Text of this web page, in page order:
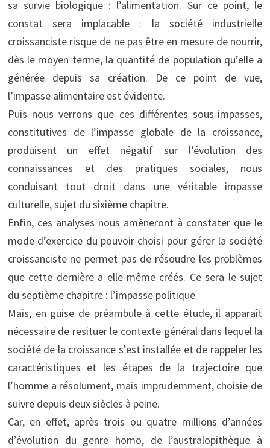
sa survie biologique : l’alimentation. Sur ce point, le
constat sera implacable : la société industrielle
croissanciste risque de ne pas être en mesure de nourrir,
dès le moyen terme, la quantité de population qu’elle a
générée depuis sa création. De ce point de vue,
l’impasse alimentaire est évidente.
Puis nous verrons que ces différentes sous-impasses,
constitutives de l’impasse globale de la croissance,
produisent un effet négatif sur l’évolution des
connaissances et des pratiques sociales, nous
conduisant tout droit dans une véritable impasse
culturelle, sujet du sixième chapitre.
Enfin, ces analyses nous amèneront à constater que le
mode d’exercice du pouvoir choisi pour gérer la société
croissanciste ne permet pas de résoudre les problèmes
que cette dernière a elle-même créés. Ce sera le sujet
du septième chapitre : l’impasse politique.
Mais, en guise de préambule à cette étude, il apparaît
nécessaire de resituer le contexte général dans lequel la
société de la croissance s’est installée et de rappeler les
caractéristiques et les étapes de la trajectoire que
l’homme a résolument, mais imprudemment, choisie de
suivre depuis deux siècles à peine.
Car, en effet, après trois ou quatre millions d’années
d’évolution du genre homo, de l’australopithèque à